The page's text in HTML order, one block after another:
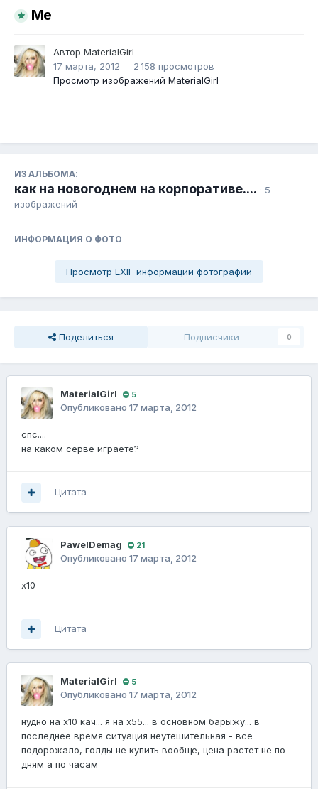
Me
Автор MaterialGirl
17 марта, 2012
2 158 просмотров
Просмотр изображений MaterialGirl
ИЗ АЛЬБОМА:
как на новогоднем на корпоративе.... · 5
изображений
ИНФОРМАЦИЯ О ФОТО
Просмотр EXIF информации фотографии
Поделиться Подписчики 0
MaterialGirl 5
Опубликовано 17 марта, 2012
спс....
на каком серве играете?
Цитата
PawelDemag 21
Опубликовано 17 марта, 2012
х10
Цитата
MaterialGirl 5
Опубликовано 17 марта, 2012
нудно на х10 кач... я на х55... в основном барыжу... в
последнее время ситуация неутешительная - все
подорожало, голды не купить вообще, цена растет не по
дням а по часам